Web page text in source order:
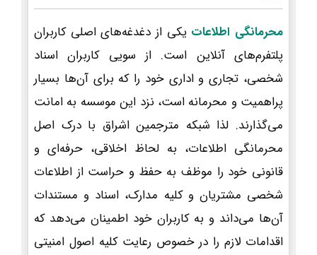
محرمانگی اطلاعات یکی از دغدغه‌های اصلی کاربران
پلتفرم‌های آنلاین است. از سویی کاربران اسناد
شخصی، تجاری و اداری خود را که برای آن‌ها بسیار
پراهمیت و محرمانه است، نزد این موسسه به امانت
می‌گذارند. لذا شبکه مترجمین اشراق با درک اصل
محرمانگی اطلاعات، به لحاظ اخلاقی، حرفه‌ای و
قانونی خود را موظف به حفظ و حراست از اطلاعات
شخصی مشتریان و کلیه مدارک، اسناد و مستندات
آن‌ها می‌داند و به کاربران خود اطمینان می‌دهد که
اقدامات لازم را در خصوص رعایت کلیه اصول امنیتی